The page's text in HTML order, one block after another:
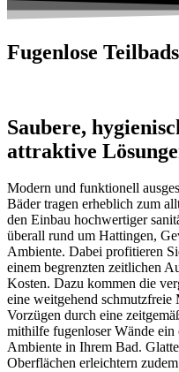
Fugenlose
Saubere,
attraktive
Modern und funktionell
Bäder tragen erheblich zum
den Einbau hochwertiger
überall rund um Hattingen,
Ambiente. Dabei profitieren
einem begrenzten zeitlichen
Kosten. Dazu kommen die
eine weitgehend schmutzfreie
Vorzügen durch eine
mithilfe fugenloser Wände ein
Ambiente in Ihrem Bad.
Oberflächen erleichtern